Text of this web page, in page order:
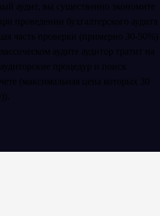
аудит, вы существенно экономите
проведении бухгалтерского аудита
часть проверки (примерно 30-50%)
аудите аудитор тратит на
процедур и поиск
(максимальная цена которых 30